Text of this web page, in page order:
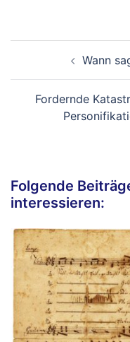
Wann
Fordernde
Folgende
interessieren: